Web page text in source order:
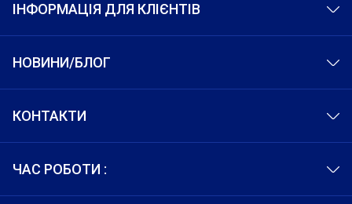
ІНФОРМАЦІЯ ДЛЯ КЛІЄНТІВ
НОВИНИ/БЛОГ
КОНТАКТИ
ЧАС РОБОТИ :